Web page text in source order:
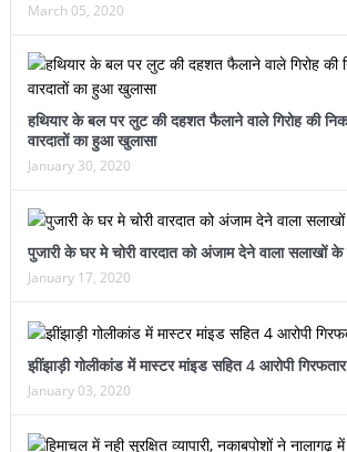
March 05, 2020
हथियार के बल पर लुट की दहशत फैलाने वाले गिरोह की
वारदातों का हुआ खुलासा
January 30, 2020
पुजारी के घर मे चोरी वारदात को अंजाम देने वाला सलाखों के
January 17, 2020
झींझाड़ी गोलीकांड में मास्टर मांइड सहित 4 आरोपी गिरफतार
January 03, 2020